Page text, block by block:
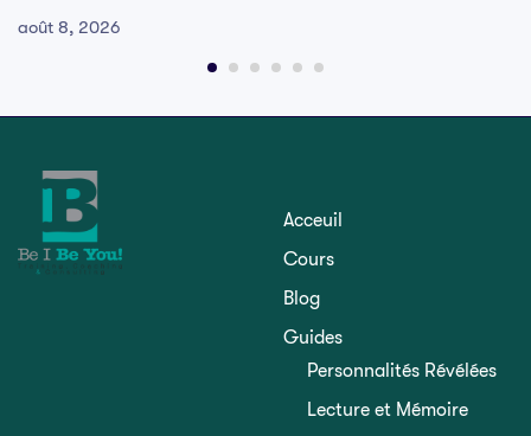
août 8, 2026
Acceuil
Cours
Blog
Guides
Personnalités Révélées
Lecture et Mémoire